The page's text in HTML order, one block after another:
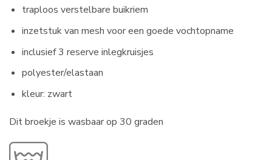
traploos verstelbare buikriem
inzetstuk van mesh voor een goede vochtopname
inclusief 3 reserve inlegkruisjes
polyester/elastaan
kleur: zwart
Dit broekje is wasbaar op 30 graden